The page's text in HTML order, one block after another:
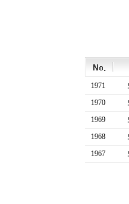
1971
1970
1969
1968
1967